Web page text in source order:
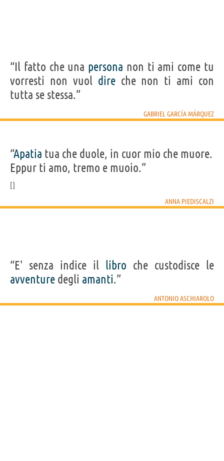
“Il fatto che una persona non ti ami come tu
vorresti non vuol direche non ti ami con
tutta se stessa.”
GABRIEL GARCÍA MÁRQUEZ
“Apatia tua che duole, in cuor mio che muore.
Eppur ti amo, tremo e muoio.”
ANNA PIEDISCALZI
“E' senza indice il libro che custodisce le
avventure degli amanti.”
ANTONIO ASCHIAROLO